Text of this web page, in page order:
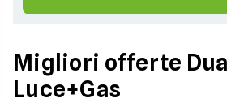
Migliori offerte
Luce+Gas